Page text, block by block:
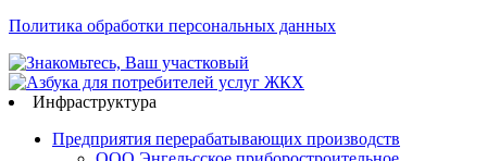
Политика обработки персональных данных
Инфраструктура
Предприятия перерабатывающих производств